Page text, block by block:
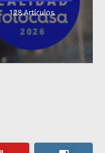
128 Artículos